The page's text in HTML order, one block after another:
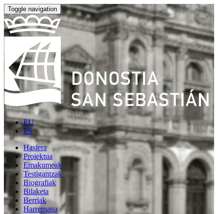
Toggle navigation
EU
ES
Hasiera
Proiektua
Emakumeak
Testigantzak
Biografiak
Bilaketa
Berriak
Harremana